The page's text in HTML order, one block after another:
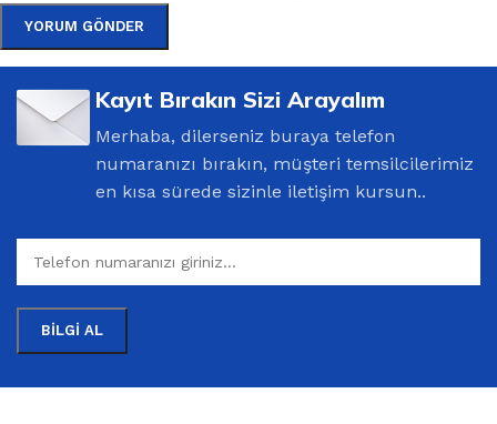
Kayıt Bırakın Sizi Arayalım
Merhaba, dilerseniz buraya telefon
numaranızı bırakın, müşteri temsilcilerimiz
en kısa sürede sizinle iletişim kursun..